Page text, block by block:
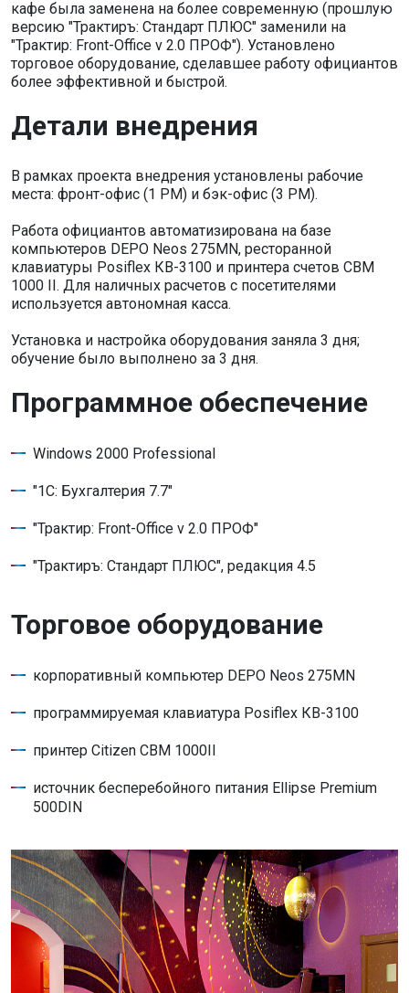
кафе была заменена на более современную (прошлую
версию "Трактиръ: Стандарт ПЛЮС" заменили на
"Трактир: Front-Office v 2.0 ПРОФ"). Установлено
торговое оборудование, сделавшее работу официантов
более эффективной и быстрой.
Детали внедрения
В рамках проекта внедрения установлены рабочие
места: фронт-офис (1 РМ) и бэк-офис (3 РМ).
Работа официантов автоматизирована на базе
компьютеров DEPO Neos 275MN, ресторанной
клавиатуры Posiflex КВ-3100 и принтера счетов CBM
1000 II. Для наличных расчетов с посетителями
используется автономная касса.
Установка и настройка оборудования заняла 3 дня;
обучение было выполнено за 3 дня.
Программное обеспечение
Windows 2000 Professional
"1С: Бухгалтерия 7.7"
"Трактир: Front-Office v 2.0 ПРОФ"
"Трактиръ: Стандарт ПЛЮС", редакция 4.5
Торговое оборудование
корпоративный компьютер DEPO Neos 275MN
программируемая клавиатура Posiflex КВ-3100
принтер Citizen CBM 1000II
источник бесперебойного питания Ellipse Premium
500DIN